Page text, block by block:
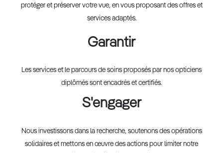
protéger et préserver votre vue, en vous proposant des offres et
services adaptés.
Garantir
Les services et le parcours de soins proposés par nos opticiens
diplômés sont encadrés et certifiés.
S'engager
Nous investissons dans la recherche, soutenons des opérations
solidaires et mettons en œuvre des actions pour limiter notre